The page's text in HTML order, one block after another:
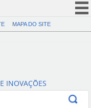
(COVID-19)
Canais
MAPA DO SITE
INOVAÇÕES